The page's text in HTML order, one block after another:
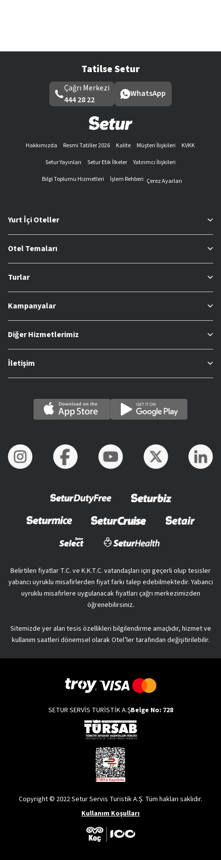
Tatilse Setur
Çağrı Merkezi
444 28 22
WhatsApp
Hakkımızda Resmi Tatiller 2026 Kalite Müşteri İlişkileri
KVKK
Setur Yayınları
Setur Etik İlkeler
Yatırımcı İlişkileri
Bilgi Toplumu Hizmetleri
İşlem Rehberi Çerez Ayarları
Yurt İçi Oteller
Otel Temaları
Turlar
Kampanyalar
Diğer Hizmetlerimiz
İletişim
Belirtilen fiyatlar T.C. ve K.K.T.C. vatandaşları için geçerli olup tesisler
yabancı uyruklu misafirlerden fiyat farkı talep edebilmektedir. Yabancı
uyruklu misafirlere uygulanacak fiyatları çağrı merkezimizden
öğrenebilirsiniz.
Sitemizde yer alan tesis özellikleri bilgilendirme amaçlıdır, hizmet ve
kullanım saatleri dönemsel olarak Otel’ler tarafından değişitirilebilir.
SETUR SERVİS TURİSTİK A.ŞBelge No: 728
Copyright © 2022 Setur Servis Turistik A.Ş. Tüm hakları saklıdır.
Kullanım Koşulları